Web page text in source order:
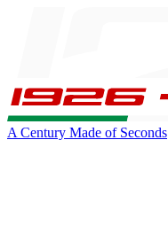
A Century Made of Seconds